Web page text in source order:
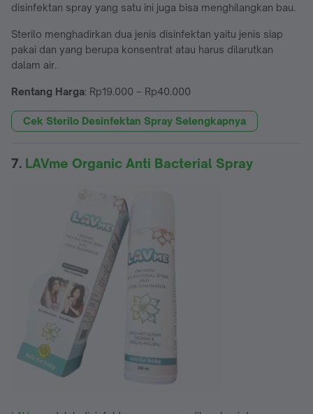
disinfektan spray yang satu ini juga bisa menghilangkan bau.
Sterilo menghadirkan dua jenis disinfektan yaitu jenis siap
pakai dan yang berupa konsentrat atau harus dilarutkan
dalam air.
Rentang Harga: Rp19.000 – Rp40.000
Cek Sterilo Desinfektan Spray Selengkapnya
7. LAVme Organic Anti Bacterial Spray